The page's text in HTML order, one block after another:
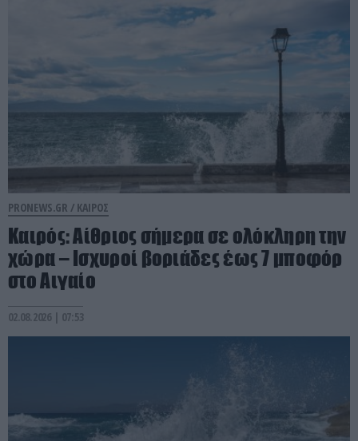
PRONEWS.GR / ΚΑΙΡΟΣ
Καιρός: Αίθριος σήμερα σε ολόκληρη την
χώρα – Ισχυροί βοριάδες έως 7 μποφόρ
στο Αιγαίο
02.08.2026 | 07:53